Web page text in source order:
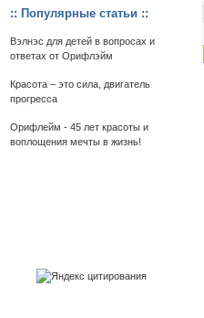
:: Популярные статьи ::
Вэлнэс для детей в вопросах и
ответах от Орифлэйм
Красота – это сила, двигатель
прогресса
Орифлейм - 45 лет красоты и
воплощения мечты в жизнь!